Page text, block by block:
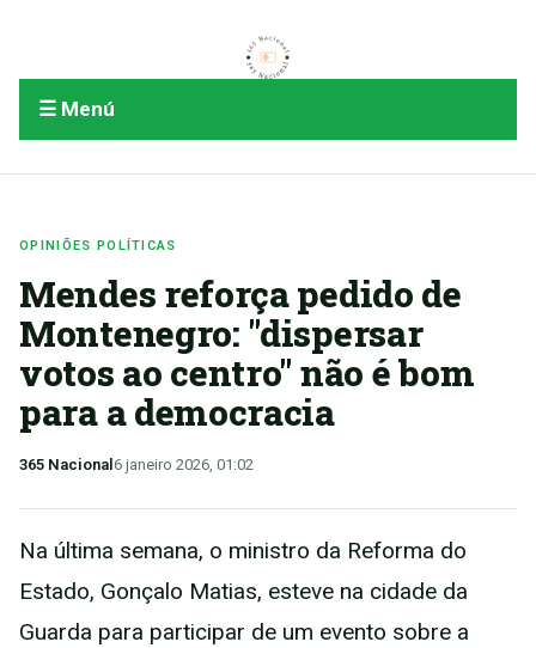
☰ Menú
OPINIÕES POLÍTICAS
Mendes reforça pedido de
Montenegro: "dispersar
votos ao centro" não é bom
para a democracia
365 Nacional 6 janeiro 2026, 01:02
Na última semana, o ministro da Reforma do
Estado, Gonçalo Matias, esteve na cidade da
Guarda para participar de um evento sobre a